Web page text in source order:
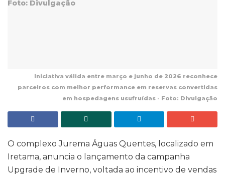
Iniciativa válida entre março e junho de 2026 reconhece
parceiros com melhor performance em reservas convertidas
em hospedagens usufruídas - Foto: Divulgação
O complexo Jurema Águas Quentes, localizado em
Iretama, anuncia o lançamento da campanha
Upgrade de Inverno, voltada ao incentivo de vendas